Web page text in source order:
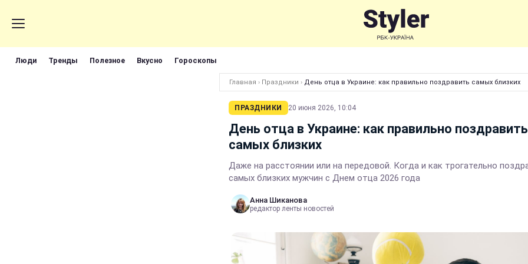
Люди Тренды Полезное Вкусно Гороскопы
Главная › Праздники › День отца в Украине: как правильно поздравить самых близких
ПРАЗДНИКИ 20 июня 2026, 10:04
День отца в Украине: как правильно поздравить
самых близких
Даже на расстоянии или на передовой. Когда и как трогательно
самых близких мужчин с Днем отца 2026 года
Анна Шиканова
редактор ленты новостей